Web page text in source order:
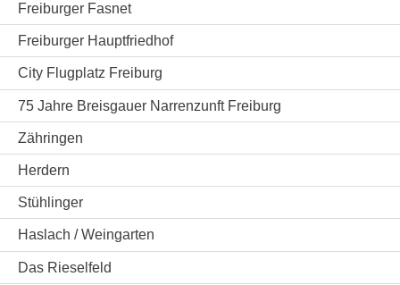
Freiburger Fasnet
Freiburger Hauptfriedhof
City Flugplatz Freiburg
75 Jahre Breisgauer Narrenzunft Freiburg
Zähringen
Herdern
Stühlinger
Haslach / Weingarten
Das Rieselfeld